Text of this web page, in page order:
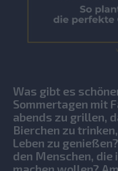
Was gibt es
Sommertagen mit
abends zu grillen,
Bierchen zu
Leben zu
den Menschen,